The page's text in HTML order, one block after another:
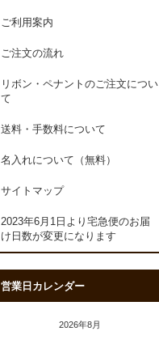
ご利用案内
ご注文の流れ
リボン・ペナントのご注文につい
て
送料・手数料について
名入れについて（無料）
サイトマップ
2023年6月1日より宅急便のお届
け日数が変更になります
営業日カレンダー
2026年8月